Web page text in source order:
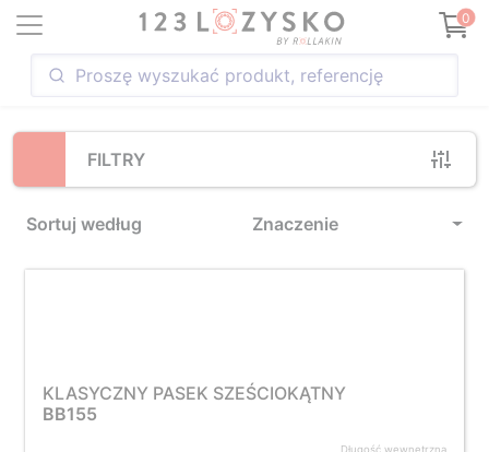
0
FILTRY
Sortuj według Znaczenie
Loading...
KLASYCZNY PASEK SZEŚCIOKĄTNY
BB155
Długość wewnętrzna